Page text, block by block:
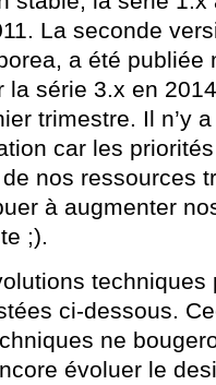
La seconde
a été
la série 3.x en
trimestre. Il n’y
car les
nos ressources
à augmenter
;).
ci-dessous.
ne
évoluer le